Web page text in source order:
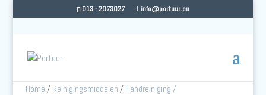
013 - 2073027 info@portuur.eu
Home / Reinigingsmiddelen / Handreiniging /